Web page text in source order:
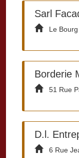
Sarl
Le Bourg
Borderie
51 Rue
D.l.
6 Rue